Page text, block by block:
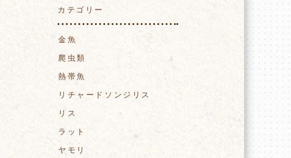
カテゴリー
金魚
爬虫類
熱帯魚
リチャードソンジリス
リス
ラット
ヤモリ